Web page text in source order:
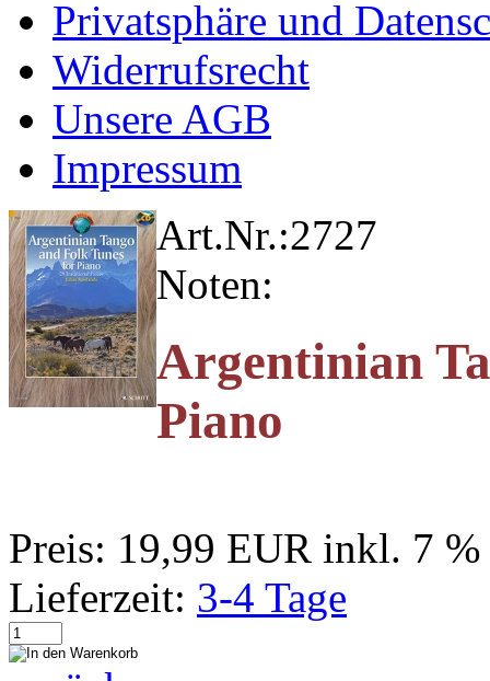
Privatsphäre und
Widerrufsrecht
Unsere AGB
Impressum
Art.Nr.:2727
Noten:
Argentinian
Piano
Preis: 19,99 EUR inkl. 7
Lieferzeit: 3-4 Tage